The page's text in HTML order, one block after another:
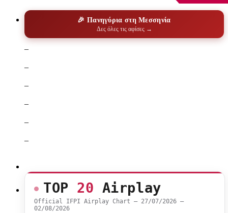
🎉 Πανηγύρια στη Μεσσηνία
Δες όλες τις αφίσες →
–
–
–
–
–
–
TOP 20 Airplay
Official IFPI Airplay Chart — 27/07/2026 –
02/08/2026